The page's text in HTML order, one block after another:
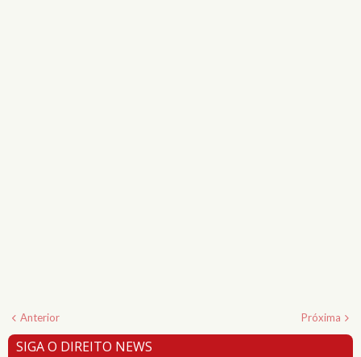
Anterior Próxima
SIGA O DIREITO NEWS